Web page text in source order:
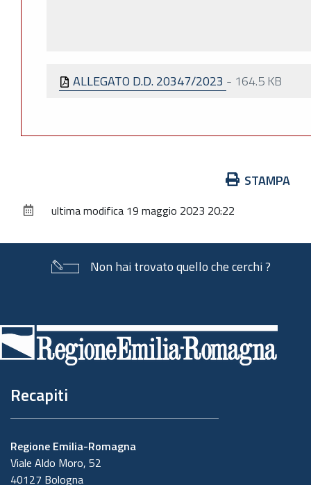
ALLEGATO D.D. 20347/2023 - 164.5 KB
documento
STAMPA
ultima modifica 19 maggio 2023 20:22
Non hai trovato quello che cerchi ?
di
pagina
Recapiti
Regione Emilia-Romagna
Viale Aldo Moro, 52
40127 Bologna